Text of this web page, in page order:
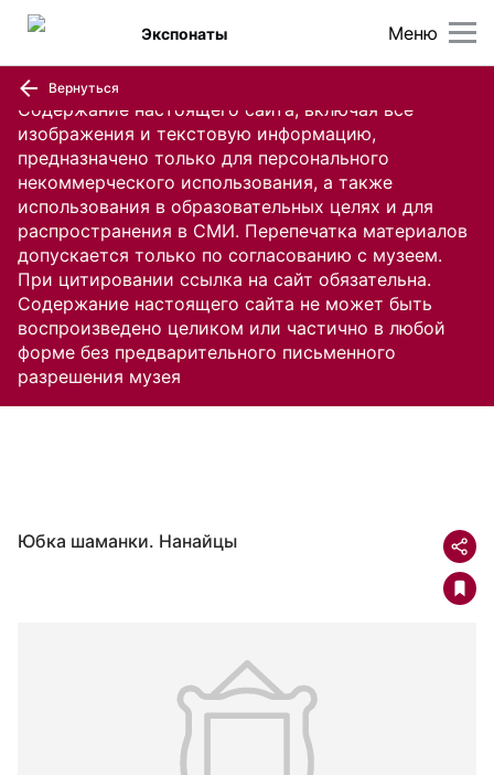
Содержание настоящего сайта, включая все
изображения и текстовую информацию,
предназначено только для персонального
некоммерческого использования, а также
использования в образовательных целях и для
распространения в СМИ. Перепечатка материалов
допускается только по согласованию с музеем.
При цитировании ссылка на сайт обязательна.
Содержание настоящего сайта не может быть
воспроизведено целиком или частично в любой
форме без предварительного письменного
разрешения музея
Меню
Экспонаты
Вернуться
Юбка шаманки. Нанайцы